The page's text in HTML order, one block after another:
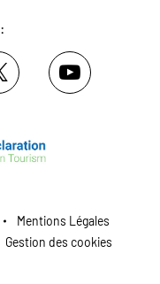
Mentions Légales
Gestion des cookies